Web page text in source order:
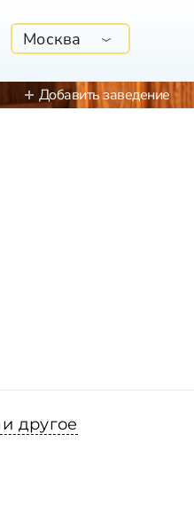
Москва
Добавить заведение
другое